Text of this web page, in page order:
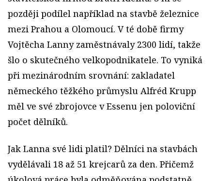
později podílel například na stavbě železnice
mezi Prahou a Olomoucí. V té době firmy
Vojtěcha Lanny zaměstnávaly 2300 lidí, takže
šlo o skutečného velkopodnikatele. To vyniká
při mezinárodním srovnání: zakladatel
německého těžkého průmyslu Alfréd Krupp
měl ve své zbrojovce v Essenu jen poloviční
počet dělníků.
Jak Lanna své lidi platil? Dělníci na stavbách
vydělávali 18 až 51 krejcarů za den. Přičemž